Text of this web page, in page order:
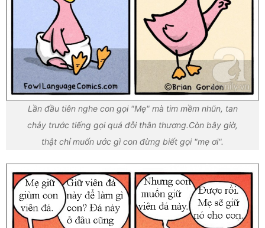
Lần đầu tiên nghe con gọi "Mẹ" mà tim mềm nhũn, tan
chảy trước tiếng gọi quá đỗi thân thương.Còn bây giờ,
thật chỉ muốn ước gì con đừng biết gọi "mẹ ơi".